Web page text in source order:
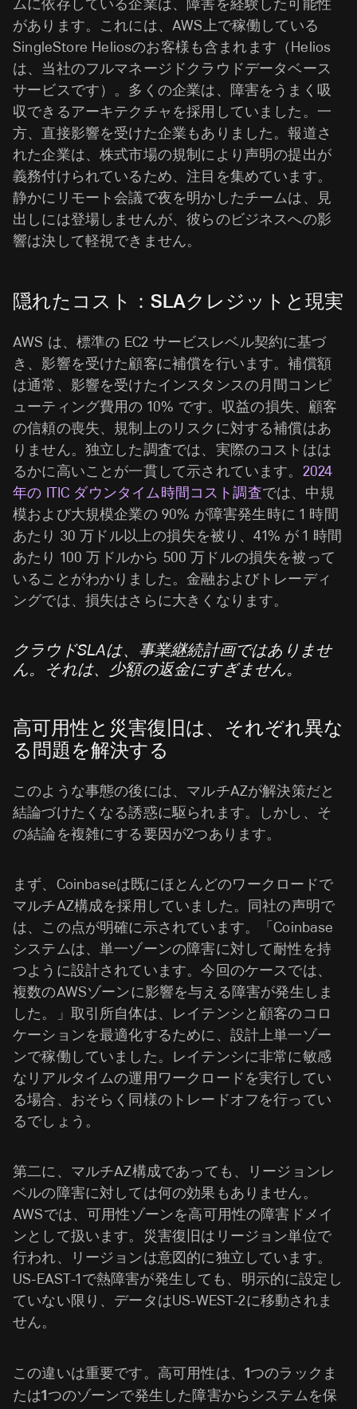
ムに依存している企業は、障害を経験した可能性
があります。これには、AWS上で稼働している
SingleStore Heliosのお客様も含まれます（Helios
は、当社のフルマネージドクラウドデータベース
サービスです）。多くの企業は、障害をうまく吸
収できるアーキテクチャを採用していました。一
方、直接影響を受けた企業もありました。報道さ
れた企業は、株式市場の規制により声明の提出が
義務付けられているため、注目を集めています。
静かにリモート会議で夜を明かしたチームは、見
出しには登場しませんが、彼らのビジネスへの影
響は決して軽視できません。
隠れたコスト：SLAクレジットと現実
AWS は、標準の EC2 サービスレベル契約に基づ
き、影響を受けた顧客に補償を行います。補償額
は通常、影響を受けたインスタンスの月間コンピ
ューティング費用の 10% です。収益の損失、顧客
の信頼の喪失、規制上のリスクに対する補償はあ
りません。独立した調査では、実際のコストはは
るかに高いことが一貫して示されています。 2024
年の ITIC ダウンタイム時間コスト調査では、中規
模および大規模企業の 90% が障害発生時に 1 時間
あたり 30 万ドル以上の損失を被り、41% が 1 時間
あたり 100 万ドルから 500 万ドルの損失を被って
いることがわかりました。金融およびトレーディ
ングでは、損失はさらに大きくなります。
クラウドSLAは、事業継続計画ではありませ
ん。それは、少額の返金にすぎません。
高可用性と災害復旧は、それぞれ異な
る問題を解決する
このような事態の後には、マルチAZが解決策だと
結論づけたくなる誘惑に駆られます。しかし、そ
の結論を複雑にする要因が2つあります。
まず、Coinbaseは既にほとんどのワークロードで
マルチAZ構成を採用していました。同社の声明で
は、この点が明確に示されています。「Coinbase
システムは、単一ゾーンの障害に対して耐性を持
つように設計されています。今回のケースでは、
複数のAWSゾーンに影響を与える障害が発生しま
した。」取引所自体は、レイテンシと顧客のコロ
ケーションを最適化するために、設計上単一ゾー
ンで稼働していました。レイテンシに非常に敏感
なリアルタイムの運用ワークロードを実行してい
る場合、おそらく同様のトレードオフを行ってい
るでしょう。
第二に、マルチAZ構成であっても、リージョンレ
ベルの障害に対しては何の効果もありません。
AWSでは、可用性ゾーンを高可用性の障害ドメイ
ンとして扱います。災害復旧はリージョン単位で
行われ、リージョンは意図的に独立しています。
US-EAST-1で熱障害が発生しても、明示的に設定し
ていない限り、データはUS-WEST-2に移動されま
せん。
この違いは重要です。高可用性は、1つのラックま
たは1つのゾーンで発生した障害からシステムを保